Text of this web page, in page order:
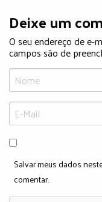
Deixe um
O seu endereço de e-
campos são de
Salvar meus dados
comentar.